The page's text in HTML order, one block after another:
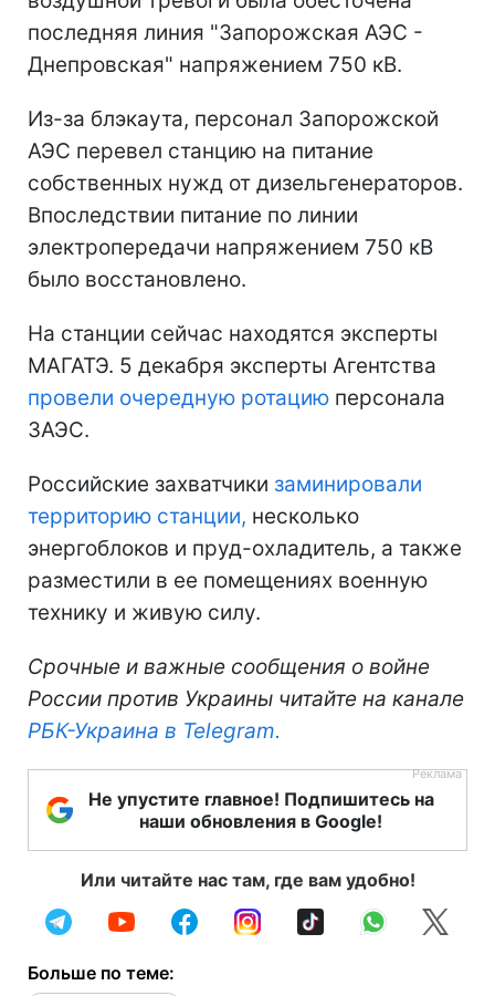
последняя линия "Запорожская АЭС -
Днепровская" напряжением 750 кВ.
Из-за блэкаута, персонал Запорожской
АЭС перевел станцию на питание
собственных нужд от дизельгенераторов.
Впоследствии питание по линии
электропередачи напряжением 750 кВ
было восстановлено.
На станции сейчас находятся эксперты
МАГАТЭ. 5 декабря эксперты Агентства
провели очередную ротацию персонала
ЗАЭС.
Российские захватчики заминировали
территорию станции, несколько
энергоблоков и пруд-охладитель, а также
разместили в ее помещениях военную
технику и живую силу.
Срочные и важные сообщения о войне
России против Украины читайте на канале
РБК-Украина в Telegram.
Не упустите главное! Подпишитесь на
наши обновления в Google!
Или читайте нас там, где вам удобно!
Больше по теме: